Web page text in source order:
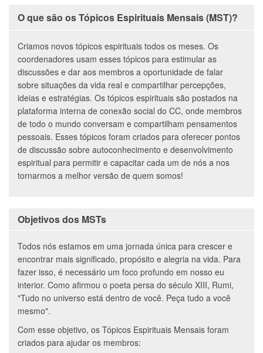
O que são os Tópicos Espirituais Mensais (MST)?
Criamos novos tópicos espirituais todos os meses. Os
coordenadores usam esses tópicos para estimular as
discussões e dar aos membros a oportunidade de falar
sobre situações da vida real e compartilhar percepções,
ideias e estratégias. Os tópicos espirituais são postados na
plataforma interna de conexão social do CC, onde membros
de todo o mundo conversam e compartilham pensamentos
pessoais. Esses tópicos foram criados para oferecer pontos
de discussão sobre autoconhecimento e desenvolvimento
espiritual para permitir e capacitar cada um de nós a nos
tornarmos a melhor versão de quem somos!
Objetivos dos MSTs
Todos nós estamos em uma jornada única para crescer e
encontrar mais significado, propósito e alegria na vida. Para
fazer isso, é necessário um foco profundo em nosso eu
interior. Como afirmou o poeta persa do século XIII, Rumi,
"Tudo no universo está dentro de você. Peça tudo a você
mesmo".
Com esse objetivo, os Tópicos Espirituais Mensais foram
criados para ajudar os membros: